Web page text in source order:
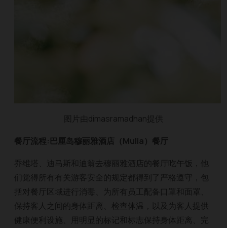
图片由dimasramadhan提供
餐厅流程:巴厘岛穆丽雅酒店（Mulia）餐厅
乔维塔、迪马斯和迪翁去穆丽雅酒店的餐厅吃午饭，他
们觉得所有有关游客安全的规定都得到了严格遵守，包
括对餐厅区域进行消毒、为所有员工配备口罩和面罩、
保持客人之间的身体距离、检查体温，以及为客人提供
健康便利设施、用明显的标记和标志保持身体距离、完